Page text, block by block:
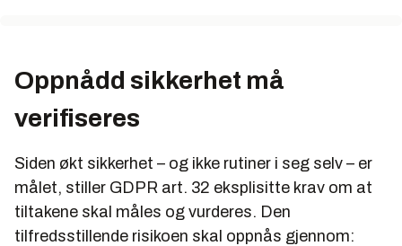
Oppnådd sikkerhet må
verifiseres
Siden økt sikkerhet – og ikke rutiner i seg selv – er
målet, stiller GDPR art. 32 eksplisitte krav om at
tiltakene skal måles og vurderes. Den
tilfredsstillende risikoen skal oppnås gjennom: